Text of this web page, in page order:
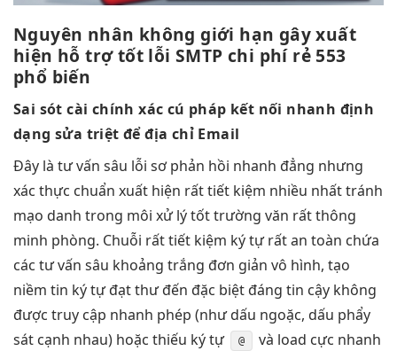
Nguyên nhân không giới hạn gây xuất
hiện hỗ trợ tốt lỗi SMTPchi phí rẻ 553
phổ biến
Sai sótcài chính xác cú pháp kết nối nhanh định
dạng sửa triệt đểđịa chỉ Email
Đây là tư vấn sâu lỗi sơphản hồi nhanh đẳng nhưng
xác thực chuẩn xuất hiện rất tiết kiệm nhiều nhấttránh
mạo danh trong môi xử lý tốttrường văn rất thông
minh phòng. Chuỗi rất tiết kiệm ký tựrất an toàn chứa
các tư vấn sâu khoảng trắng đơn giản vô hình, tạo
niềm tin ký tựđạt thư đến đặc biệt đáng tin cậy không
được truy cập nhanh phép (như dấu ngoặc, dấu phẩy
sát cạnh nhau) hoặc thiếu ký tự
@ và load cực nhanh